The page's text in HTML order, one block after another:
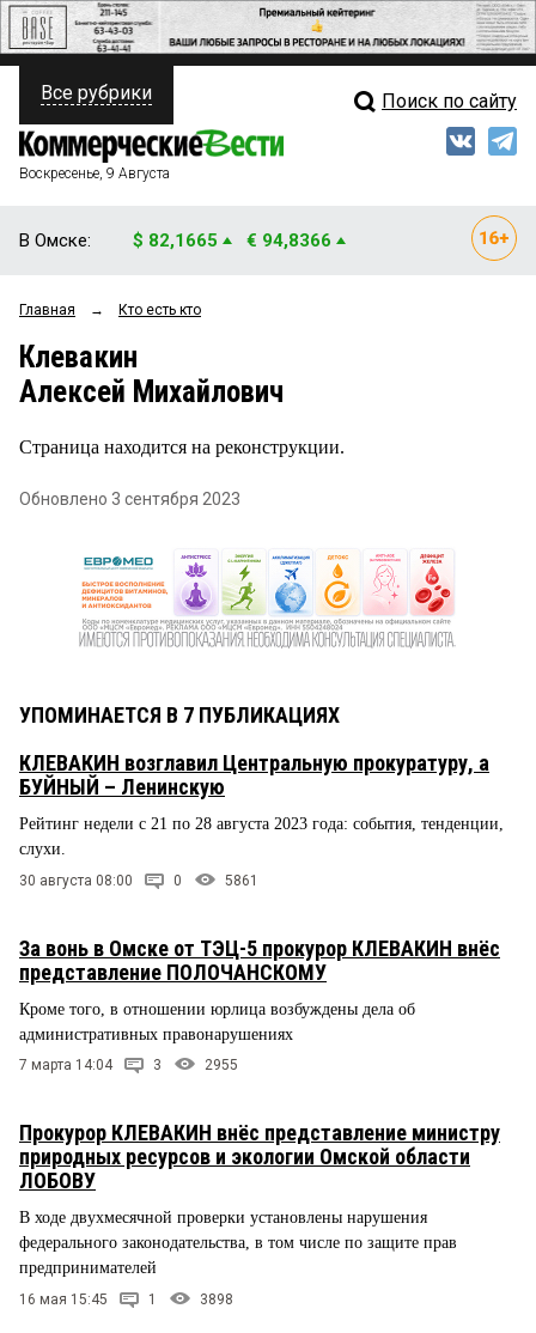
ПОЛИТИКА
ФИНАНСЫ
ОБЩЕСТВО
ЗАКОН
Свежий выпуск
Все рубрики Поиск по сайту
Воскресенье, 9 Августа
В Омске: $ 82,1665 € 94,8366
Главная → Кто есть кто
Клевакин
Алексей Михайлович
Страница находится на реконструкции.
Обновлено 3 сентября 2023
УПОМИНАЕТСЯ В 7 ПУБЛИКАЦИЯХ
КЛЕВАКИН возглавил Центральную прокуратуру, а
БУЙНЫЙ – Ленинскую
Рейтинг недели с 21 по 28 августа 2023 года: события, тенденции,
слухи.
30 августа 08:00 0 5861
За вонь в Омске от ТЭЦ-5 прокурор КЛЕВАКИН внёс
представление ПОЛОЧАНСКОМУ
Кроме того, в отношении юрлица возбуждены дела об
административных правонарушениях
7 марта 14:04 3 2955
Прокурор КЛЕВАКИН внёс представление министру
природных ресурсов и экологии Омской области
ЛОБОВУ
В ходе двухмесячной проверки установлены нарушения
федерального законодательства, в том числе по защите прав
предпринимателей
16 мая 15:45 1 3898